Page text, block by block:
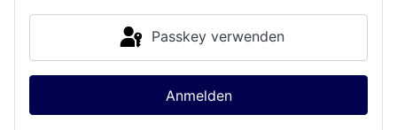
Passkey verwenden
Anmelden